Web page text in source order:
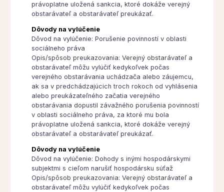
právoplatne uložená sankcia, ktoré dokáže verejný
obstarávateľ a obstarávateľ preukázať.
Dôvody na vylúčenie
Dôvod na vylúčenie: Porušenie povinností v oblasti
sociálneho práva
Opis/spôsob preukazovania: Verejný obstarávateľ a
obstarávateľ môžu vylúčiť kedykoľvek počas
verejného obstarávania uchádzača alebo záujemcu,
ak sa v predchádzajúcich troch rokoch od vyhlásenia
alebo preukázateľného začatia verejného
obstarávania dopustil závažného porušenia povinností
v oblasti sociálneho práva, za ktoré mu bola
právoplatne uložená sankcia, ktoré dokáže verejný
obstarávateľ a obstarávateľ preukázať.
Dôvody na vylúčenie
Dôvod na vylúčenie: Dohody s inými hospodárskymi
subjektmi s cieľom narušiť hospodársku súťaž
Opis/spôsob preukazovania: Verejný obstarávateľ a
obstarávateľ môžu vylúčiť kedykoľvek počas